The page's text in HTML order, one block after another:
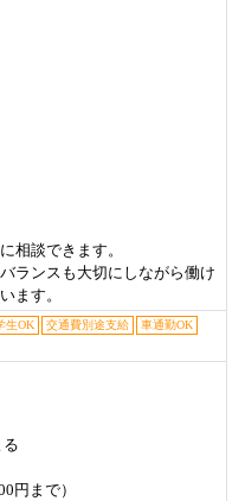
相談できます。
ランスも大切にしながら働け
ます。
生OK 交通費別途支給
車通勤OK
円まで）